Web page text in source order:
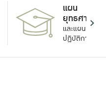
แผน
ยุทธศาสตร์
และแผน
ปฏิบัติการ